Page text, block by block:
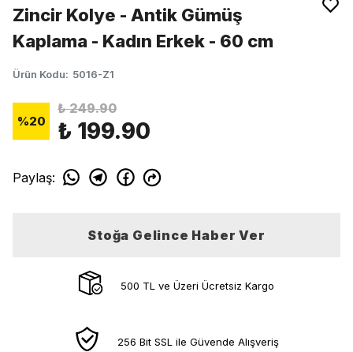
Zincir Kolye - Antik Gümüş
Kaplama - Kadın Erkek - 60 cm
Ürün Kodu: 5016-Z1
%20
₺ 249.90
₺ 199.90
Paylaş:
Stoğa Gelince Haber Ver
500 TL ve Üzeri Ücretsiz Kargo
256 Bit SSL ile Güvende Alışveriş